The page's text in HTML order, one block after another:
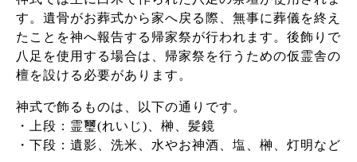
す。遺骨がお葬式から家へ戻る際、無事に葬儀を終え
たことを神へ報告する帰家祭が行われます。後飾りで
八足を使用する場合は、帰家祭を行うための仮霊舎の
檀を設ける必要があります。
神式で飾るものは、以下の通りです。
・上段：霊璽(れいじ)、榊、髪鏡
・下段：遺影、洗米、水やお神酒、塩、榊、灯明など